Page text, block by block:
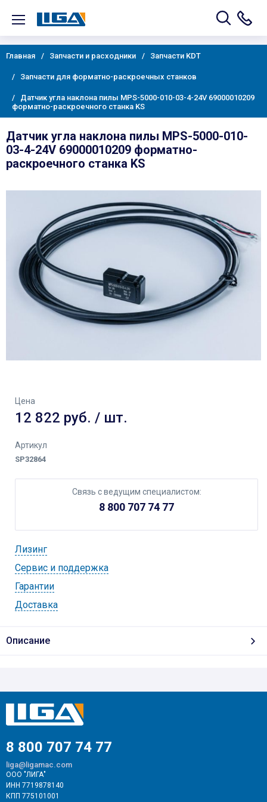
Главная Запчасти и расходники Запчасти KDT
Запчасти для форматно-раскроечных станков
Датчик угла наклона пилы MPS-5000-010-03-4-24V 69000010209
форматно-раскроечного станка KS
Датчик угла наклона пилы MPS-5000-010-
03-4-24V 69000010209 форматно-
раскроечного станка KS
Цена
12 822 руб. / шт.
Артикул
SP32864
Связь с ведущим специалистом:
8 800 707 74 77
Лизинг
Cервис и поддержка
Гарантии
Доставка
Описание
8 800 707 74 77
liga@ligamac.com
ООО "ЛИГА"
ИНН 7719878140
КПП 775101001